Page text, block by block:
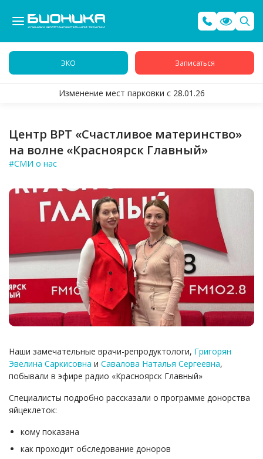
ЭКО Записаться
Изменение мест парковки с 28.01.26
Центр ВРТ «Счастливое материнство»
на волне «Красноярск Главный»
#СМИ о нас
Наши замечательные врачи-репродуктологи, Григорян
Эвелина Саркисовна и Савалова Наталья Сергеевна,
побывали в эфире радио «Красноярск Главный»
Специалисты подробно рассказали о программе донорства
яйцеклеток:
кому показана
как проходит обследование доноров